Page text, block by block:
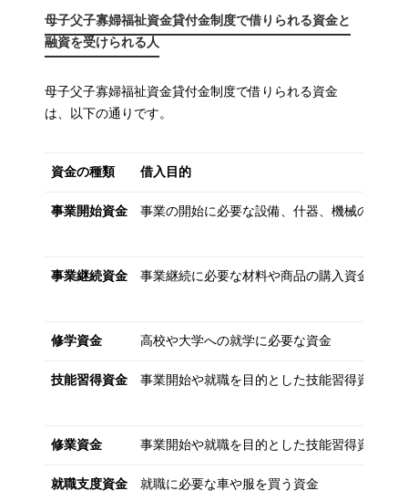
母子父子寡婦福祉資金貸付金制度で借りられる資金と
融資を受けられる人
母子父子寡婦福祉資金貸付金制度で借りられる資金
は、以下の通りです。
資金の種類 借入目的
事業開始資金 事業の開始に必要な設備、什器、機械の購入
事業継続資金 事業継続に必要な材料や商品の購入資金
修学資金 高校や大学への就学に必要な資金
技能習得資金 事業開始や就職を目的とした技能習得資金
修業資金 事業開始や就職を目的とした技能習得資金
就職支度資金 就職に必要な車や服を買う資金